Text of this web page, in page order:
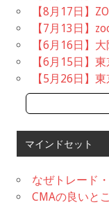
【8月17日】
【7月13日】
【6月16日】
【6月15日】
【5月26日】
マインドセット
なぜトレード
CMAの良いと